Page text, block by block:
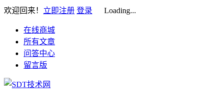
欢迎回来！ 立即注册 登录 Loading...
在线商城
所有文章
问答中心
留言版